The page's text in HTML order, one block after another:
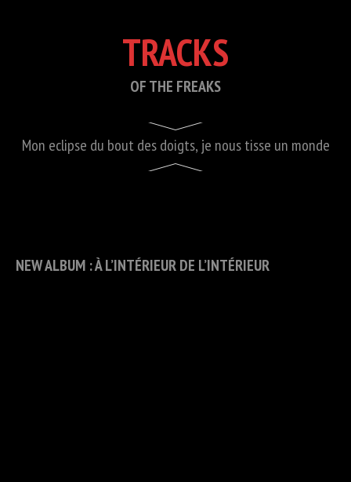
TRACKS
OF THE FREAKS
Mon eclipse du bout des doigts, je nous tisse un monde
NEW ALBUM : À L’INTÉRIEUR DE L’INTÉRIEUR